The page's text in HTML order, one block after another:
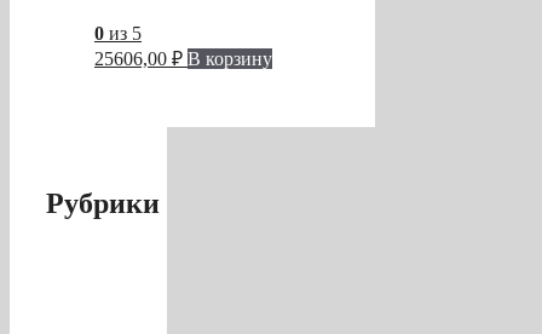
0 из 5
25606,00 ₽ В корзину
Рубрики